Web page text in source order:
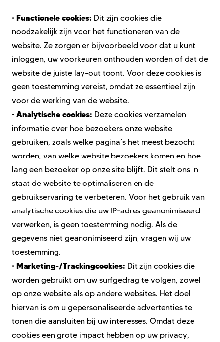
• Functionele cookies: Dit zijn cookies die
noodzakelijk zijn voor het functioneren van de
website. Ze zorgen er bijvoorbeeld voor dat u kunt
inloggen, uw voorkeuren onthouden worden of dat de
website de juiste lay-out toont. Voor deze cookies is
geen toestemming vereist, omdat ze essentieel zijn
voor de werking van de website.
• Analytische cookies: Deze cookies verzamelen
informatie over hoe bezoekers onze website
gebruiken, zoals welke pagina’s het meest bezocht
worden, van welke website bezoekers komen en hoe
lang een bezoeker op onze site blijft. Dit stelt ons in
staat de website te optimaliseren en de
gebruikservaring te verbeteren. Voor het gebruik van
analytische cookies die uw IP-adres geanonimiseerd
verwerken, is geen toestemming nodig. Als de
gegevens niet geanonimiseerd zijn, vragen wij uw
toestemming.
• Marketing-/Trackingcookies: Dit zijn cookies die
worden gebruikt om uw surfgedrag te volgen, zowel
op onze website als op andere websites. Het doel
hiervan is om u gepersonaliseerde advertenties te
tonen die aansluiten bij uw interesses. Omdat deze
cookies een grote impact hebben op uw privacy,